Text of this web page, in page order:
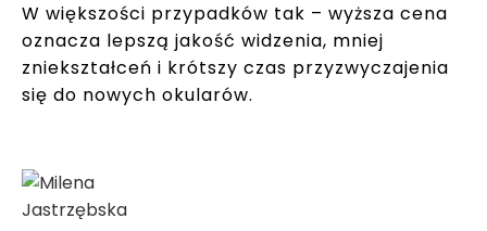
W większości przypadków tak – wyższa cena
oznacza lepszą jakość widzenia, mniej
zniekształceń i krótszy czas przyzwyczajenia
się do nowych okularów.